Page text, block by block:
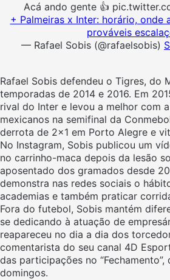
Acá ando gente 👍
+ Palmeiras x Inter: horário, onde
prováveis
— Rafael Sobis (@rafaelsobis)
Rafael Sobis defendeu o Tigres, do
temporadas de 2014 e 2016. Em
rival do Inter e levou a melhor com
mexicanos na semifinal da
derrota de 2×1 em Porto Alegre e
No Instagram, Sobis publicou um
no carrinho-maca depois da lesão
aposentado dos gramados desde
demonstra nas redes sociais o
academias e também praticar
Fora do futebol, Sobis mantém
se dedicando à atuação de
reapareceu no dia a dia dos
comentarista do seu canal 4D
das participações no “Fechamento”,
domingos.